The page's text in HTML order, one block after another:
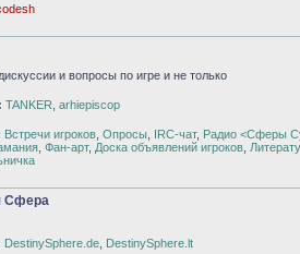
и вопросы по игре и не только
TANKER arhiepiscop
Встречи игроков Опросы IRC-чат, Радио <Сферы
Фан-арт, Доска объявлений игроков
Сфера
DestinySphere.de DestinySphere.lt